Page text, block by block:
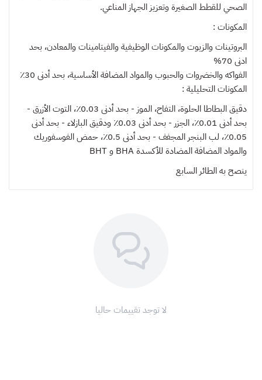
الصحي للقطط الصغيرة وتعزيز الجهاز المناعي.
المكونات :
البروتينات والزيوت والمكونات الوظيفية والفيتامينات والمعادن، بحد
ادنى 70%
الفواكه والخضروات والحبوب والمواد المضافة الأساسية، بحد أدنى 30٪
المكونات التحليلية :
دقيق البطاطا الحلوة، التفاح، الموز - بحد أدنى 0.03٪، التوت الأزرق -
بحد أدنى 0.01٪، الجزر - بحد أدنى 0.03٪ ودقيق البازلاء - بحد أدنى
0.05٪، لب البنجر المجفف - بحد أدنى 0.5٪، حمض الفوسفوريك
والمواد المضافة المضادة للأكسدة BHA و BHT
ينصح بهالطائر السابع
لا توجد تقييمات حاليا